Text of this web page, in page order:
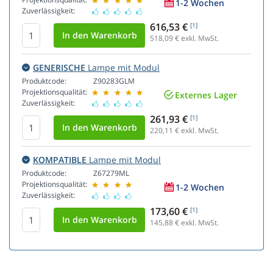
Zuverlässigkeit:
1-2 Wochen
616,53 € [1]
518,09€ exkl. MwSt.
GENERISCHE Lampe mit Modul
Produktcode:
Projektionsqualität:
Zuverlässigkeit:
Z90283GLM
Externes Lager
261,93 € [1]
220,11 € exkl. MwSt.
KOMPATIBLE Lampe mit Modul
Produktcode:
Projektionsqualität:
Zuverlässigkeit:
Z67279ML
1-2 Wochen
173,60 € [1]
145,88€ exkl. MwSt.